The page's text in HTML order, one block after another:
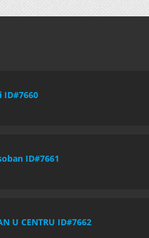
ID#7661
U CENTRU ID#7662